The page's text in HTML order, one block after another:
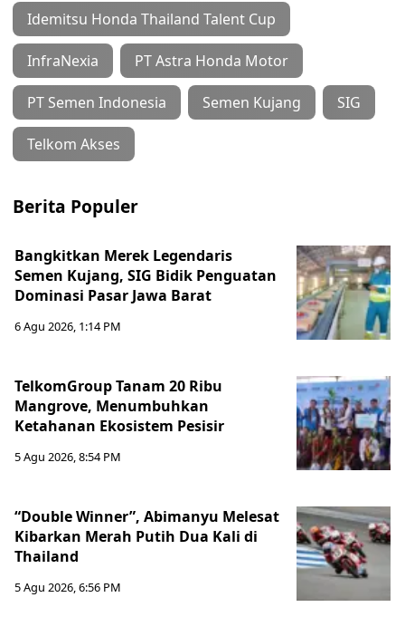
Idemitsu Honda Thailand Talent Cup
InfraNexia PT Astra Honda Motor
PT Semen Indonesia Semen Kujang SIG
Telkom Akses
Berita Populer
Bangkitkan Merek Legendaris
Semen Kujang, SIG Bidik Penguatan
Dominasi Pasar Jawa Barat
6 Agu 2026, 1:14 PM
TelkomGroup Tanam 20 Ribu
Mangrove, Menumbuhkan
Ketahanan Ekosistem Pesisir
5 Agu 2026, 8:54 PM
“Double Winner”, Abimanyu Melesat
Kibarkan Merah Putih Dua Kali di
Thailand
5 Agu 2026, 6:56 PM